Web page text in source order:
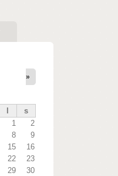
»
l
s
1
2
8
9
15
16
22
23
29 30